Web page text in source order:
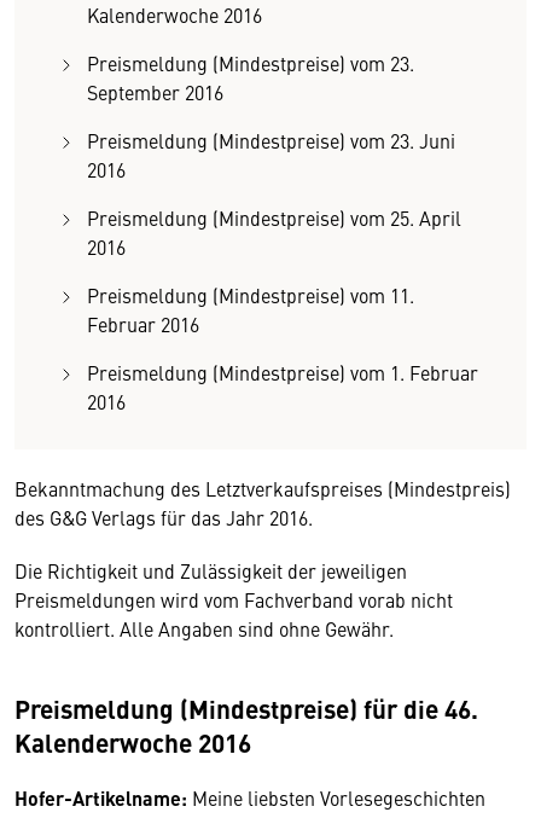
Kalenderwoche 2016
Preismeldung (Mindestpreise) vom 23.
September 2016
Preismeldung (Mindestpreise) vom 23. Juni
2016
Preismeldung (Mindestpreise) vom 25. April
2016
Preismeldung (Mindestpreise) vom 11.
Februar 2016
Preismeldung (Mindestpreise) vom 1. Februar
2016
Bekanntmachung des Letztverkaufspreises (Mindestpreis)
des G&G Verlags für das Jahr 2016.
Die Richtigkeit und Zulässigkeit der jeweiligen
Preismeldungen wird vom Fachverband vorab nicht
kontrolliert. Alle Angaben sind ohne Gewähr.
Preismeldung (Mindestpreise) für die 46.
Kalenderwoche 2016
Hofer-Artikelname: Meine liebsten Vorlesegeschichten